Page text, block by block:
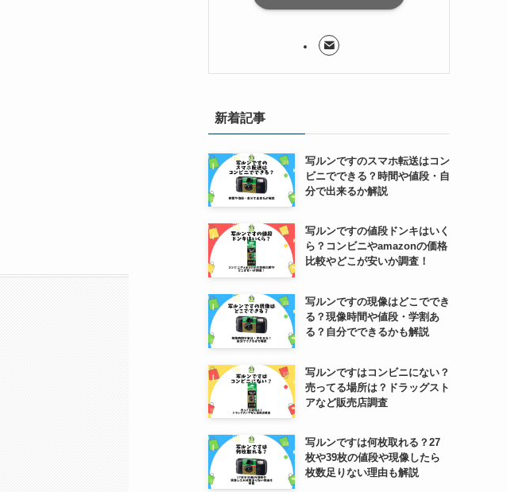
新着記事
写ルンですのスマホ転送はコン
ビニでできる？時間や値段・自
分で出来るか解説
写ルンですの値段ドンキはいく
ら？コンビニやamazonの価格
比較やどこが安いか調査！
写ルンですの現像はどこででき
る？現像時間や値段・学割あ
る？自分でできるかも解説
写ルンですはコンビニにない？
売ってる場所は？ドラッグスト
アなど販売店調査
写ルンですは何枚取れる？27
枚や39枚の値段や現像したら
枚数足りない理由も解説